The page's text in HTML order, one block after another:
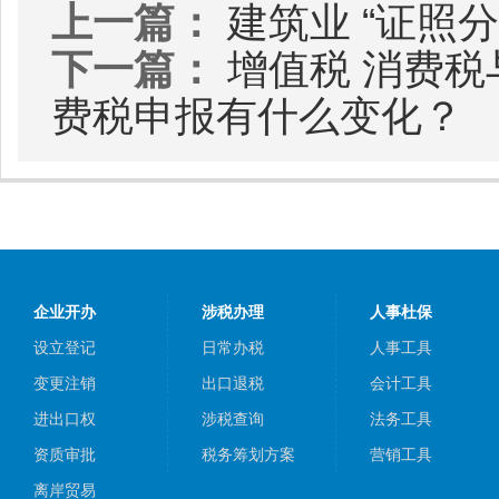
上一篇：
建筑业 “证照
下一篇： 增值税 消费
费税申报有什么变化？
企业开办
设立登记
变更注销
进出口权
资质审批
离岸贸易
涉税办理
日常办税
出口退税
涉税查询
税务筹划方案
人事杜保
人事工具
会计工具
法务工具
营销工具